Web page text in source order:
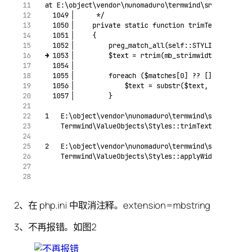
at
    1049▕      */
1050▕     private static function
    1051▕     {
1052▕
➜ 1053▕         $text =
    1054▕
1055▕         foreach ($matches[0] ?? []
1056▕             $text = substr($text, 0,
    1057▕         }
1
2
2、在 php.ini 中取消注释。extension=mbstring
3、不再报错。如图2